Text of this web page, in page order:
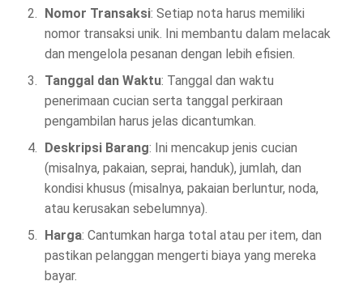
Nomor Transaksi: Setiap nota harus memiliki
nomor transaksi unik. Ini membantu dalam melacak
dan mengelola pesanan dengan lebih efisien.
Tanggal dan Waktu: Tanggal dan waktu
penerimaan cucian serta tanggal perkiraan
pengambilan harus jelas dicantumkan.
Deskripsi Barang: Ini mencakup jenis cucian
(misalnya, pakaian, seprai, handuk), jumlah, dan
kondisi khusus (misalnya, pakaian berluntur, noda,
atau kerusakan sebelumnya).
Harga: Cantumkan harga total atau per item, dan
pastikan pelanggan mengerti biaya yang mereka
bayar.